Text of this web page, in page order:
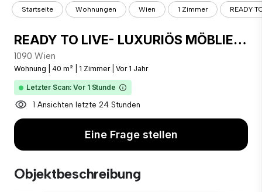
Startseite Wohnungen Wien 1 Zimmer READY
READY TO LIVE- LUXURIÖS MÖBLIERTES SERVICED LOFT. ALL IN. PROVISIONSFFREI
1090 Wien
Wohnung 40 m² 1 Zimmer Vor 1 Jahr
Letzter Scan: Vor 1 Stunde
1 Ansichten letzte 24 Stunden
Eine Frage stellen
Objektbeschreibung